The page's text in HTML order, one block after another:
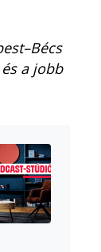
a jobb